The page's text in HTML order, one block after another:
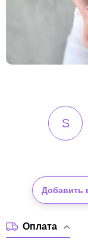
S
Добавить
Оплата